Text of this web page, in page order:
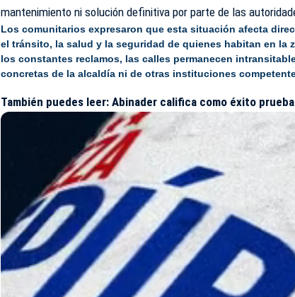
mantenimiento ni solución definitiva por parte de las
Los comunitarios expresaron que esta situación afecta
el tránsito, la salud y la seguridad de quienes habitan en la
los constantes reclamos, las calles permanecen
concretas de la alcaldía ni de otras instituciones
También puedes leer:Abinader califica como éxito